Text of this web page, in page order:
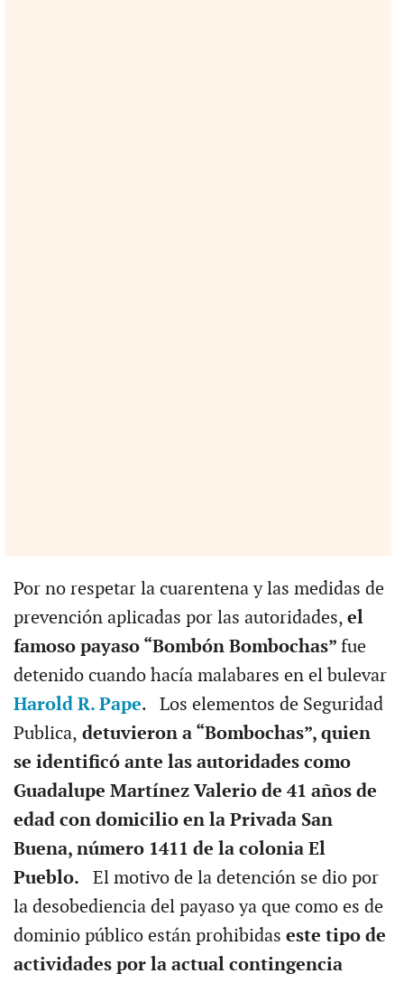
Por no respetar la cuarentena y las medidas de
prevención aplicadas por las autoridades, el
famoso payaso “Bombón Bombochas” fue
detenido cuando hacía malabares en el bulevar
Harold R. Pape. Los elementos de Seguridad
Publica, detuvieron a “Bombochas”, quien
se identificó ante las autoridades como
Guadalupe Martínez Valerio de 41 años de
edad con domicilio en la Privada San
Buena, número 1411 de la colonia El
Pueblo. El motivo de la detención se dio por
la desobediencia del payaso ya que como es de
dominio público están prohibidas este tipo de
actividades por la actual contingencia